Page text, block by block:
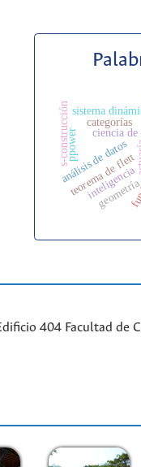
ciencia de
análisis de datos
inteligencia
ppower
sistema
s-construcción
teorema de flett
categorías
404 Facultad de